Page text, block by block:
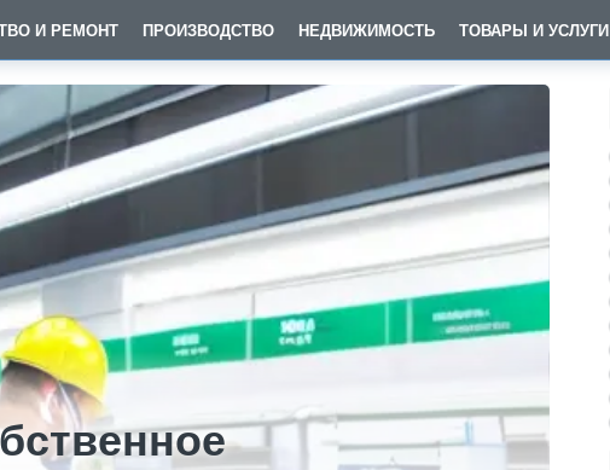
И РЕМОНТ ПРОИЗВОДСТВО НЕДВИЖИМОСТЬ ТОВАРЫ И УСЛУГИ